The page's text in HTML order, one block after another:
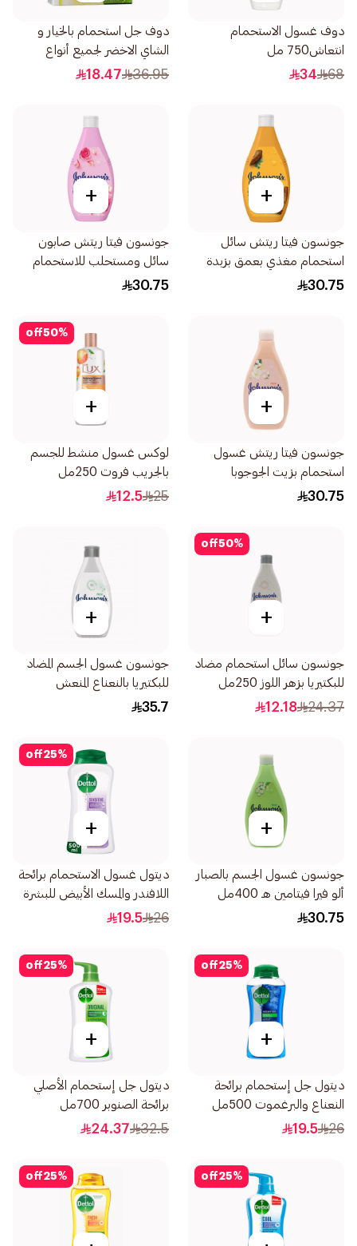
دوف غسول الاستحمام
انتعاش750 مل
68
34
دوف جل استحمام بالخيار و
الشاي الاخضر لجميع أنواع
البشرة مع ليفة 250مل
36.95
18.47
+
جونسون فيتا ريتش سائل
استحمام مغذي بعمق بزبدة
الكاكاو غني 400مل
30.75
+
جونسون فيتا ريتش صابون
سائل ومستحلب للاستحمام
بنسيم ماء الورد 400مل
30.75
+
جونسون فيتا ريتش غسول
استحمام بزيت الجوجوبا
وفيتامين هـ 400مل
30.75
50%
off
+
لوكس غسول منشط للجسم
بالجريب فروت 250مل
25
12.5
50%
off
+
جونسون سائل استحمام مضاد
للبكتيريا بزهر اللوز 250مل
24.37
12.18
+
جونسون غسول الجسم المضاد
للبكتيريا بالنعناع المنعش
400مل
35.7
+
جونسون غسول الجسم بالصبار
ألو فيرا فيتامين هـ 400مل
30.75
25%
off
+
ديتول غسول الاستحمام برائحة
اللافندر والمسك الأبيض للبشرة
الحساسة 500مل
26
19.5
25%
off
+
ديتول جل إستحمام برائحة
النعناع والبرغموت 500مل
26
19.5
25%
off
+
ديتول جل إستحمام الأصلي
برائحة الصنوبر 700مل
32.5
24.37
25%
off
25%
off